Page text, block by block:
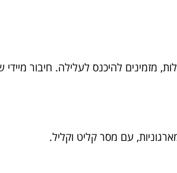
להיכנס לעלילה. חיבור מיידי
עם מסר קליט וקליל.